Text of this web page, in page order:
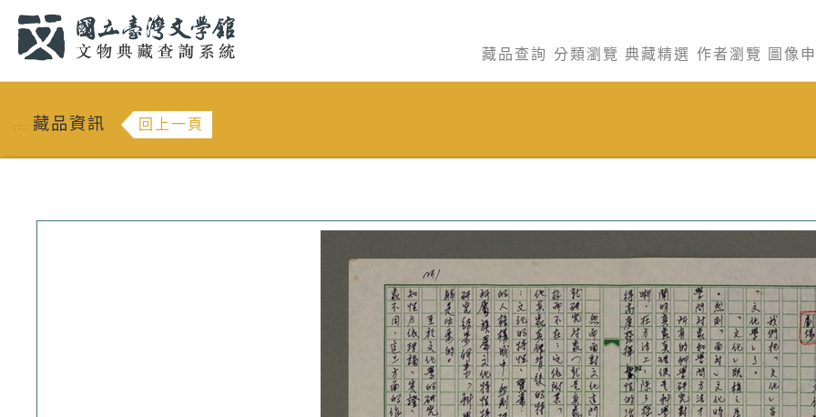
藏品查詢 分類瀏覽 典藏精選 作者瀏覽 圖像
::: 藏品資訊 回上一頁